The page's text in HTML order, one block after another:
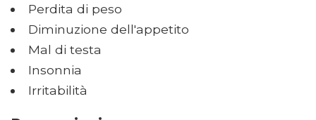
Perdita di peso
Diminuzione dell'appetito
Mal di testa
Insonnia
Irritabilità